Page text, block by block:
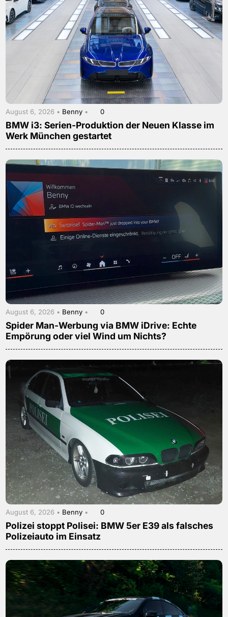
August 6, 2026 • Benny • 0
BMW i3: Serien-Produktion der Neuen Klasse im
Werk München gestartet
August 6, 2026 • Benny • 0
Spider Man-Werbung via BMW iDrive: Echte
Empörung oder viel Wind um Nichts?
August 6, 2026 • Benny • 0
Polizei stoppt Polisei: BMW 5er E39 als falsches
Polizeiauto im Einsatz